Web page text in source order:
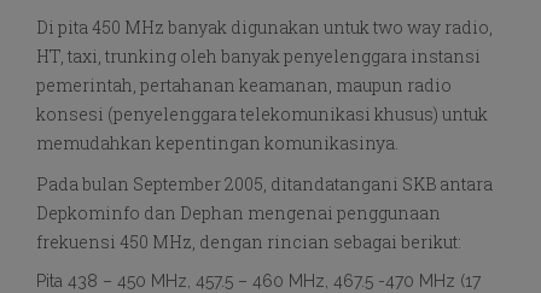
Di pita 450 MHz banyak digunakan untuk two way radio,
HT, taxi, trunking oleh banyak penyelenggara instansi
pemerintah, pertahanan keamanan, maupun radio
konsesi (penyelenggara telekomunikasi khusus) untuk
memudahkan kepentingan komunikasinya.
Pada bulan September 2005, ditandatangani SKB antara
Depkominfo dan Dephan mengenai penggunaan
frekuensi 450 MHz, dengan rincian sebagai berikut:
Pita 438 – 450 MHz, 457.5 – 460 MHz, 467.5 -470 MHz (17